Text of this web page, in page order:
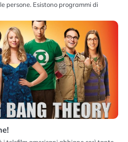
persone. Esistono programmi di